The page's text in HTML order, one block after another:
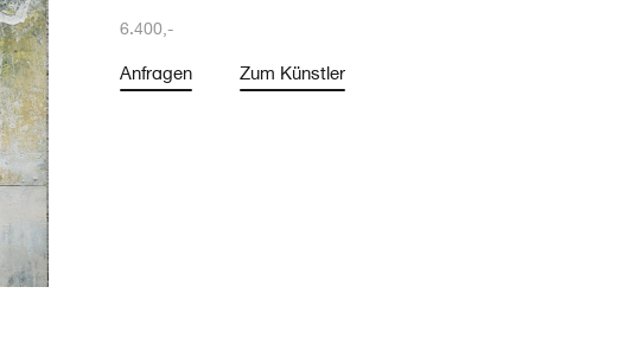
6.400,-
Anfragen Zum Künstler